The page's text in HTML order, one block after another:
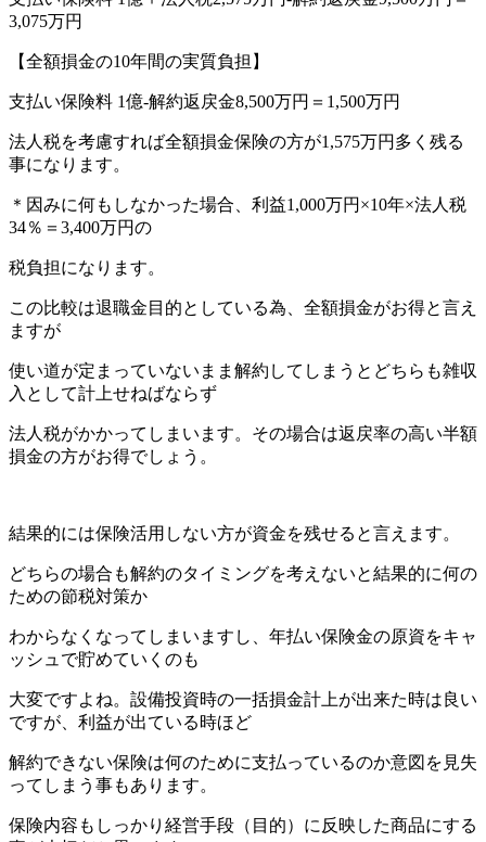
3,075万円
【全額損金の10年間の実質負担】
支払い保険料 1億-解約返戻金8,500万円＝1,500万円
法人税を考慮すれば全額損金保険の方が1,575万円多く残る
事になります。
＊因みに何もしなかった場合、利益1,000万円×10年×法人税
34％＝3,400万円の
税負担になります。
この比較は退職金目的としている為、全額損金がお得と言え
ますが
使い道が定まっていないまま解約してしまうとどちらも雑収
入として計上せねばならず
法人税がかかってしまいます。その場合は返戻率の高い半額
損金の方がお得でしょう。
結果的には保険活用しない方が資金を残せると言えます。
どちらの場合も解約のタイミングを考えないと結果的に何の
ための節税対策か
わからなくなってしまいますし、年払い保険金の原資をキャ
ッシュで貯めていくのも
大変ですよね。設備投資時の一括損金計上が出来た時は良い
ですが、利益が出ている時ほど
解約できない保険は何のために支払っているのか意図を見失
ってしまう事もあります。
保険内容もしっかり経営手段（目的）に反映した商品にする